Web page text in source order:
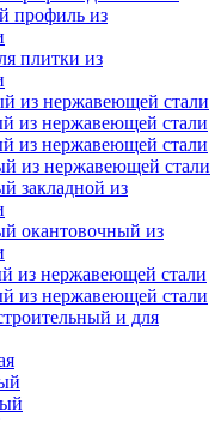
профиль из
плитки из
из нержавеющей стали
из нержавеющей стали
из нержавеющей стали
из нержавеющей стали
закладной из
окантовочный из
из нержавеющей стали
из нержавеющей стали
и для